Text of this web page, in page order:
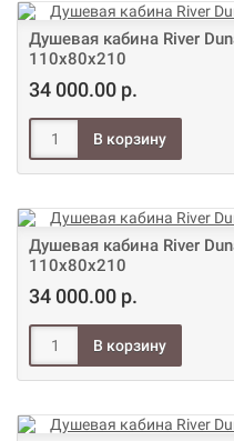
Душевая кабина River
110х80х210
34 000.00 р.
Душевая кабина River
110х80х210
34 000.00 р.